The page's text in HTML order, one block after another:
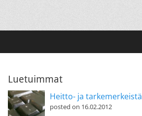
Luetuimmat
Heitto- ja tarkemerkeistä
posted on 16.02.2012